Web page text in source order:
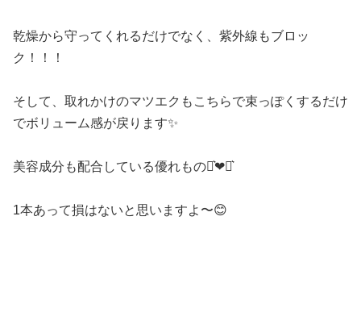
乾燥から守ってくれるだけでなく、紫外線もブロッ
ク！！！
そして、取れかけのマツエクもこちらで束っぽくするだけ
でボリューム感が戻ります✨
美容成分も配合している優れもの⋆͛‪‪❤︎‬⋆͛
1本あって損はないと思いますよ〜😊